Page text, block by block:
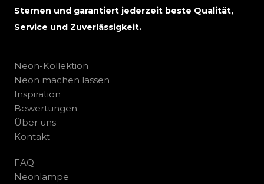
Sternen und garantiert jederzeit beste Qualität,
Service und Zuverlässigkeit.
Neon-Kollektion
Neon machen lassen
Inspiration
Bewertungen
Über uns
Kontakt
FAQ
Neonlampe